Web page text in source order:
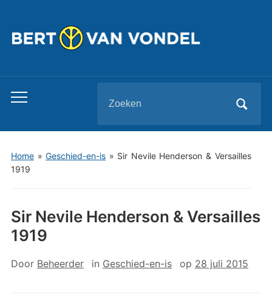
Toggle
menu
naar:
Home»Geschied-en-is » Sir Nevile Henderson & Versailles
1919
Sir Nevile Henderson & Versailles
1919
Door Beheerder in Geschied-en-is op 28 juli 2015